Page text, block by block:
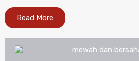
Read More